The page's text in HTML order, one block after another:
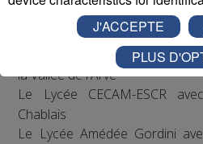
industrielles phrases de
coins du territoire :
Le Lycée Charles Poncet
la Vallée de l'Arve
Le Lycée CECAM-ESCR
Chablais
Le Lycée Amédée Gordini
J'ACCEPTE
PLUS